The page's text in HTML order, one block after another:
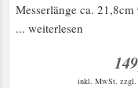
Messerlänge ca. 21,8cm
... weiterlesen
inkl. MwSt. zzgl.